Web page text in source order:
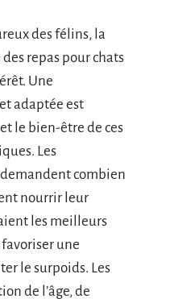
des félins, la
repas pour chats
Une
adaptée est
le bien-être de ces
Les
combien
nourrir leur
les meilleurs
une
le surpoids. Les
de l’âge, de